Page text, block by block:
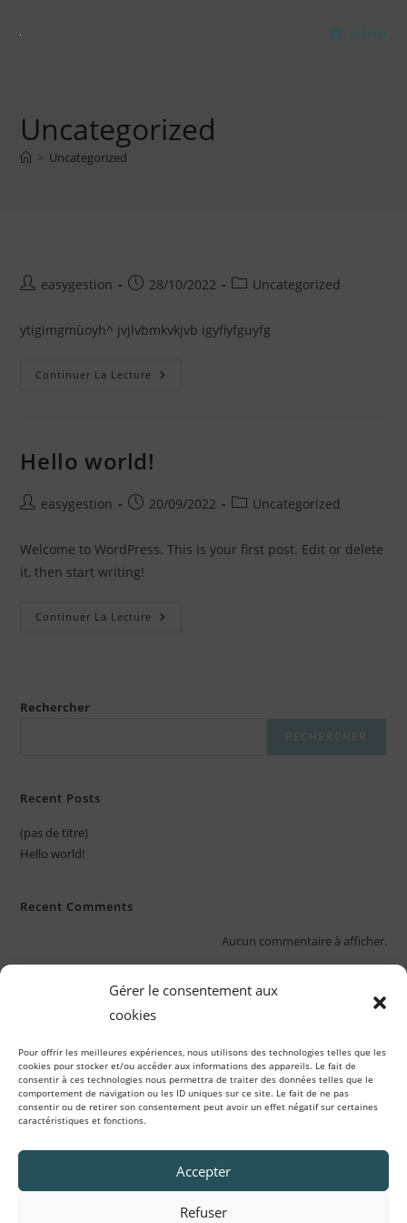
Gérer le consentement aux
cookies
Pour offrir les meilleures expériences, nous utilisons des technologies telles que les
cookies pour stocker et/ou accéder aux informations des appareils. Le fait de
consentir à ces technologies nous permettra de traiter des données telles que le
comportement de navigation ou les ID uniques sur ce site. Le fait de ne pas
consentir ou de retirer son consentement peut avoir un effet négatif sur certaines
caractéristiques et fonctions.
Accepter
Refuser
MENU
Uncategorized
> Uncategorized
Auteur/autrice
publication :
easygestion
Publication
28/10/2022
PostUncategorized
ytigimgmùoyh^ jvjlvbmkvkjvb igyfiyfguyfg
Continuer La Lecture
Hello world!
Auteur/autrice
la
publication :
easygestion
Publication
20/09/2022
PostUncategorized
Welcome to WordPress. This is your first post. Edit or delete
it, then start writing!
Continuer La Lecture Hello
Rechercher
Recent Posts
(pas de titre)
Hello world!
Recent Comments
Aucun commentaire à afficher.
Politique de cookies (UE)